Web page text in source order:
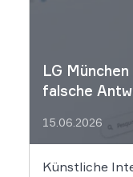
LG
falsche
15.06.2026
Künstliche